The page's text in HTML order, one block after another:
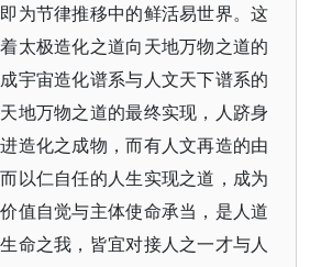
为节律推移中的鲜活易世界。这
太极造化之道向天地万物之道的
宇宙造化谱系与人文天下谱系的
地万物之道的最终实现，人跻身
造化之成物，而有人文再造的由
以仁自任的人生实现之道，成为
值自觉与主体使命承当，是人道
命之我，皆宜对接人之一才与人